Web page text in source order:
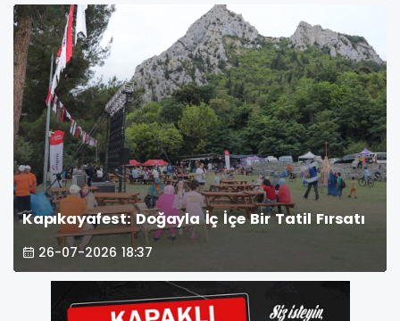
Kapıkayafest: Doğayla İç İçe Bir Tatil Fırsatı
26-07-2026 18:37